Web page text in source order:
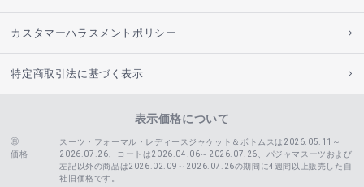
カスタマーハラスメントポリシー
特定商取引法に基づく表示
表示価格について
価格
スーツ・フォーマル・レディースジャケット＆ボトムスは2026.05.11～
2026.07.26、コートは2026.04.06～2026.07.26、
パジャマスーツおよび
左記以外の商品は2026.02.09～2026.07.26の期間に4週間以上販売した自
社旧価格です。